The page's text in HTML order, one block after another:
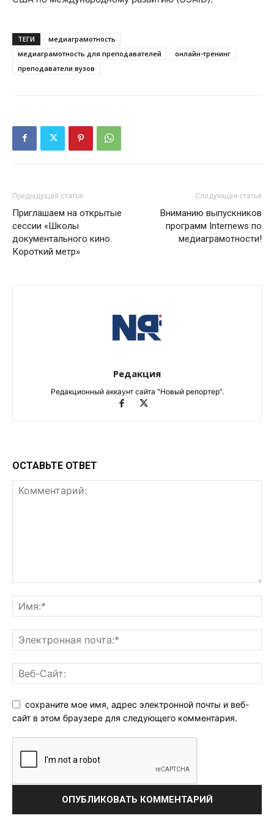
ТЕГИ
медиаграмотность
медиаграмотность для преподавателей
онлайн-тренинг
преподаватели вузов
Предыдущая статья
Приглашаем на открытые
сессии «Школы
документального кино.
Короткий метр»
Следующая статья
Вниманию выпускников
программ Internews по
медиаграмотности!
Редакция
Редакционный аккаунт сайта "Новый репортер".
ОСТАВЬТЕ ОТВЕТ
сохраните мое имя, адрес электронной почты и веб-
сайт в этом браузере для следующего комментария.